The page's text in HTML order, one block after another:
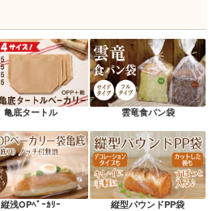
亀底タートル 雲竜食パン袋
縦浅OPﾍﾞｰｶﾘｰ 縦型パウンドPP袋